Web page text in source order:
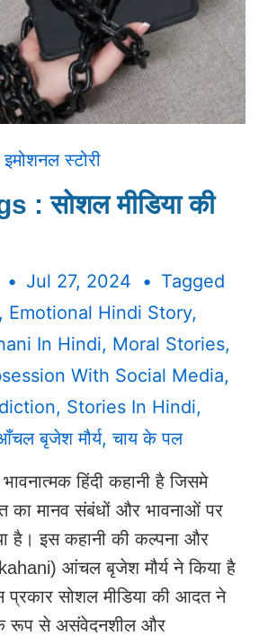
इमोशनल स्टोरी
: सोशल मीडिया की
Jul 27, 2024
Tagged
, Emotional Hindi Story,
In Hindi, Moral Stories,
With Social Media,
, Stories In Hindi,
बृजेश मौर्य,चाय के पल
हिंदी कहानी है जिसमे
का मानव संबंधों और भावनाओं पर
है। इस कहानी की कल्पना और
आंचल बृजेश मौर्य ने किया है
प्रकार सोशल मीडिया की आदत ने
रूप से असंवेदनशील और